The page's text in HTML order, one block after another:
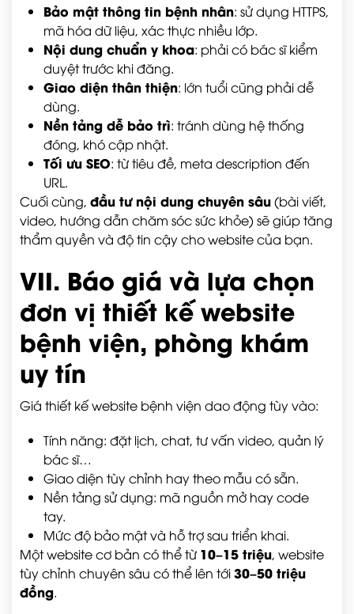
Bảo mật thông tin bệnh nhân: sử dụng HTTPS,
mã hóa dữ liệu, xác thực nhiều lớp.
Nội dung chuẩn y khoa: phải có bác sĩ kiểm
duyệt trước khi đăng.
Giao diện thân thiện: lớn tuổi cũng phải dễ
dùng.
Nền tảng dễ bảo trì: tránh dùng hệ thống
đóng, khó cập nhật.
Tối ưu SEO: từ tiêu đề, meta description đến
URL.
Cuối cùng, đầu tư nội dung chuyên sâu(bài viết,
video, hướng dẫn chăm sóc sức khỏe) sẽ giúp tăng
thẩm quyền và độ tin cậy cho website của bạn.
VII. Báo giá và lựa chọn
đơn vị thiết kế website
bệnh viện, phòng khám
uy tín
Giá thiết kế website bệnh viện dao động tùy vào:
Tính năng: đặt lịch, chat, tư vấn video, quản lý
bác sĩ…
Giao diện tùy chỉnh hay theo mẫu có sẵn.
Nền tảng sử dụng: mã nguồn mở hay code
tay.
Mức độ bảo mật và hỗ trợ sau triển khai.
Một website cơ bản có thể từ 10–15 triệu, website
tùy chỉnh chuyên sâu có thể lên tới30–50 triệu
đồng.